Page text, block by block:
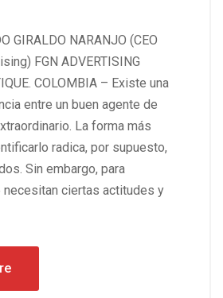
GIRALDO NARANJO (CEO
FGN ADVERTISING
COLOMBIA – Existe una
entre un buen agente de
La forma más
radica, por supuesto,
Sin embargo, para
necesitan ciertas actitudes y